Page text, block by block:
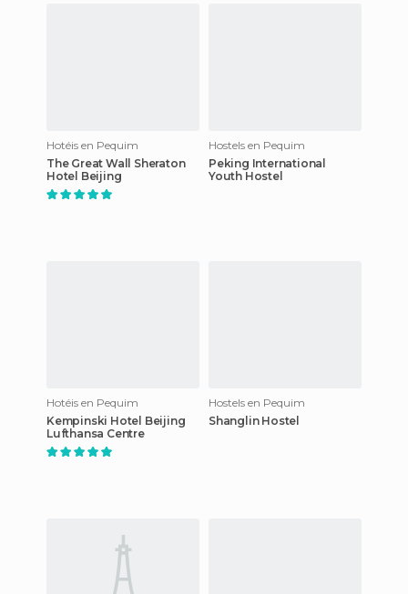
Hotéis en Pequim
The Great Wall Sheraton
Hotel Beijing
Hostels en Pequim
Peking International
Youth Hostel
Hotéis en Pequim
Kempinski Hotel Beijing
Lufthansa Centre
Hostels en Pequim
Shanglin Hostel